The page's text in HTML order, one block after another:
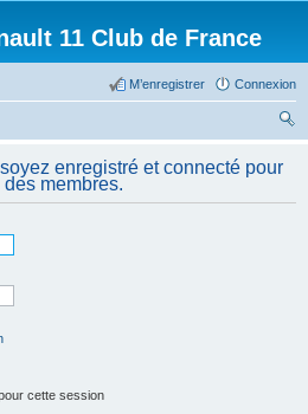
11 Club de France
Connexion
M’enregistrer
her
ch
enregistré et connecté pour
membres.
cette session